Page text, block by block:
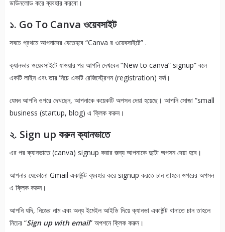
ডাউনলোড করে ব্যবহার করবো।
১. Go To Canva ওয়েবসাইট
সবচে প্রথমে আপনাদের যেতেহবে “Canva র ওয়েবসাইটে” .
ক্যানভার ওয়েবসাইটে যাওয়ার পর আপনি দেখবেন “New to canva” signup” বলে
একটি লাইন এবং তার নিচে একটি রেজিস্ট্রেশন (registration) ফর্ম।
যেমন আপনি ওপরে দেখছেন, আপনাকে কয়েকটি অপসন দেয়া হয়েছে। আপনি সোজা “small
business (startup, blog) এ ক্লিক করুন।
২. Sign up করুন ক্যানভাতে
এর পর ক্যানভাতে (canva) signup করার জন্য আপনাকে দুটো অপসন দেয়া হবে।
আপনার যেকোনো Gmail একাউন্ট ব্যবহার করে signup করতে চান তাহলে ওপরের অপসন
এ ক্লিক করুন।
আপনি যদি, নিজের নাম এবং অন্য ইমেইল আইডি দিয়ে ক্যানভা একাউন্ট বানাতে চান তাহলে
নিচের “Sign up with email” অপশনে ক্লিক করুন।